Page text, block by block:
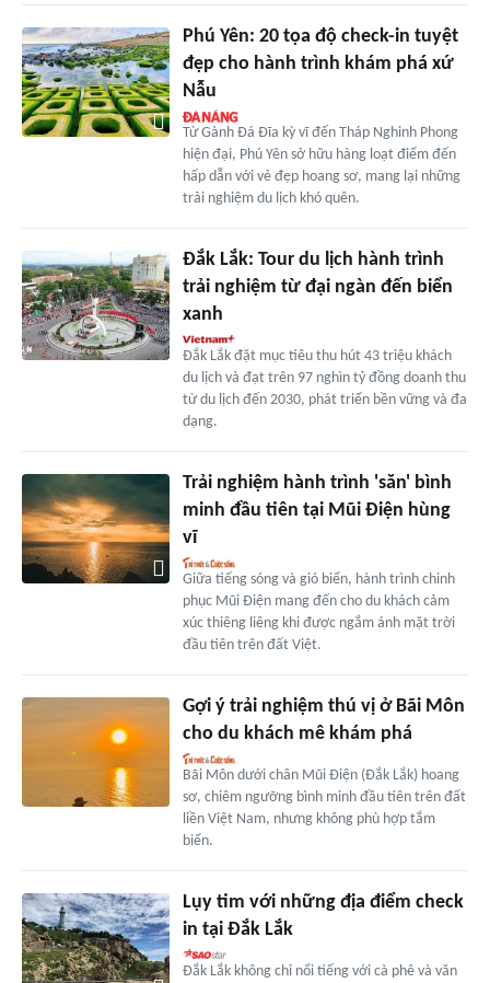
Phú Yên: 20 tọa độ check-in tuyệt
đẹp cho hành trình khám phá xứ
Nẫu
Từ Gành Đá Đĩa kỳ vĩ đến Tháp Nghinh Phong
hiện đại, Phú Yên sở hữu hàng loạt điểm đến
hấp dẫn với vẻ đẹp hoang sơ, mang lại những
trải nghiệm du lịch khó quên.
Đắk Lắk: Tour du lịch hành trình
trải nghiệm từ đại ngàn đến biển
xanh
Đắk Lắk đặt mục tiêu thu hút 43 triệu khách
du lịch và đạt trên 97 nghìn tỷ đồng doanh thu
từ du lịch đến 2030, phát triển bền vững và đa
dạng.
Trải nghiệm hành trình 'săn' bình
minh đầu tiên tại Mũi Điện hùng
vĩ
Giữa tiếng sóng và gió biển, hành trình chinh
phục Mũi Điện mang đến cho du khách cảm
xúc thiêng liêng khi được ngắm ánh mặt trời
đầu tiên trên đất Việt.
Gợi ý trải nghiệm thú vị ở Bãi Môn
cho du khách mê khám phá
Bãi Môn dưới chân Mũi Điện (Đắk Lắk) hoang
sơ, chiêm ngưỡng bình minh đầu tiên trên đất
liền Việt Nam, nhưng không phù hợp tắm
biển.
Lụy tim với những địa điểm check
in tại Đắk Lắk
Đắk Lắk không chỉ nổi tiếng với cà phê và văn